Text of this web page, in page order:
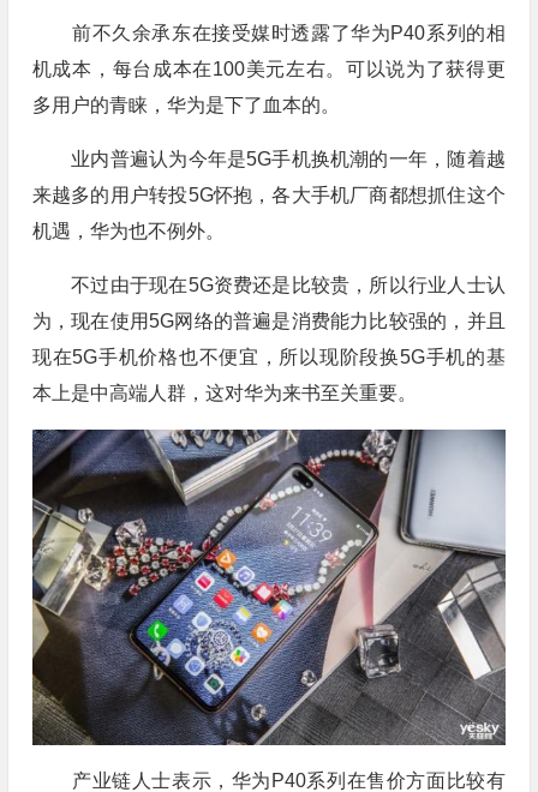
前不久余承东在接受媒时透露了华为P40系列的相
机成本，每台成本在100美元左右。可以说为了获得更
多用户的青睐，华为是下了血本的。
业内普遍认为今年是5G手机换机潮的一年，随着越
来越多的用户转投5G怀抱，各大手机厂商都想抓住这个
机遇，华为也不例外。
不过由于现在5G资费还是比较贵，所以行业人士认
为，现在使用5G网络的普遍是消费能力比较强的，并且
现在5G手机价格也不便宜，所以现阶段换5G手机的基
本上是中高端人群，这对华为来书至关重要。
产业链人士表示，华为P40系列在售价方面比较有